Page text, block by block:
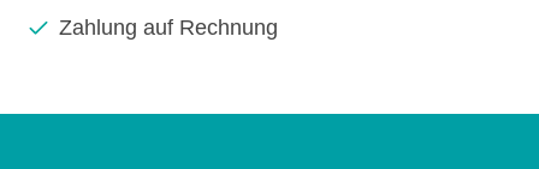
Zahlung auf Rechnung